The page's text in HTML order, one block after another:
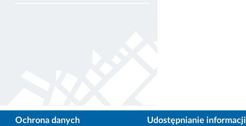
Ochrona danych
Udostępnianie informacji